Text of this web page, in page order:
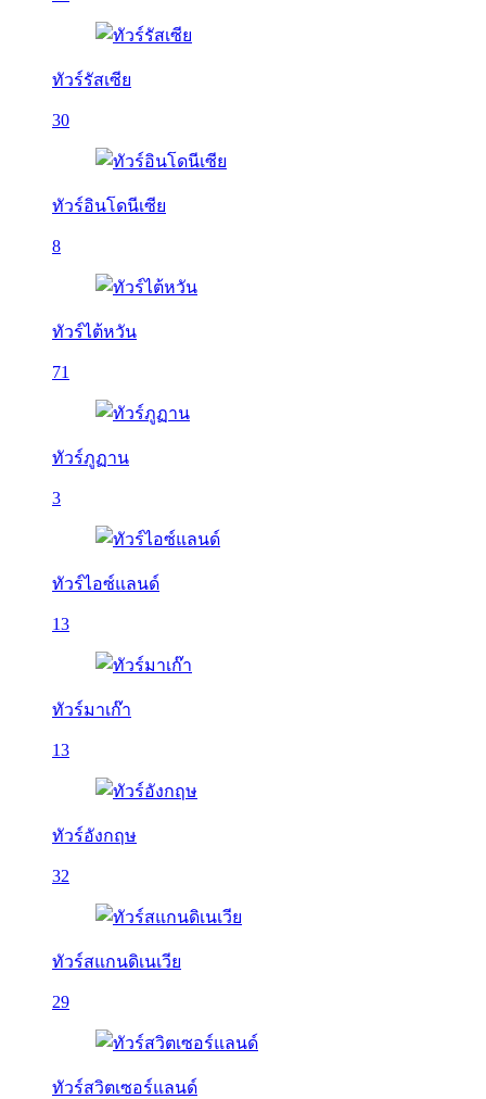
ทัวร์รัสเซีย
30
ทัวร์อินโดนีเซีย
8
ทัวร์ไต้หวัน
71
ทัวร์ภูฏาน
3
ทัวร์ไอซ์แลนด์
13
ทัวร์มาเก๊า
13
ทัวร์อังกฤษ
32
ทัวร์สแกนดิเนเวีย
29
ทัวร์สวิตเซอร์แลนด์